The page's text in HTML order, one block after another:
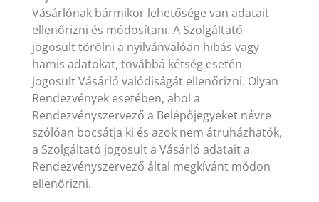
Vásárlónak bármikor lehetősége van adatait
ellenőrizni és módosítani. A Szolgáltató
jogosult törölni a nyilvánvalóan hibás vagy
hamis adatokat, továbbá kétség esetén
jogosult Vásárló valódiságát ellenőrizni. Olyan
Rendezvények esetében, ahol a
Rendezvényszervező a Belépőjegyeket névre
szólóan bocsátja ki és azok nem átruházhatók,
a Szolgáltató jogosult a Vásárló adatait a
Rendezvényszervező által megkívánt módon
ellenőrizni.